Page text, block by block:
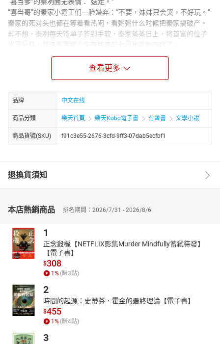
“喜当哥”的秦家小霸王们一脸嫌弃：“不要，妹妹只会哭，不好玩。”
秦家的死对头也都在等着看热闹，看粥粥什么时候把秦家搞破产。
却不想，秦冽每天签单子签到手软，秦家蒸蒸日上，将首富的位子
坐得更稳，就连秦家那个生来残废的七哥也能跑能跳了。
宴会上，秦家小霸王把粥粥围成一团，一脸讨好。
“妹妹，今天想听什么故事？哥哥给你讲！”
布所有权：“我女儿！”
查看更多
品牌 中文在线
商品分類 樂天首頁 樂天Kobo電子書 有聲書 文學小說
商品貨號(SKU) f91c3e55-2676-3cfd-9ff3-07dab5ecfbf1
退換貨須知
本店熱銷商品 排名期間：2026/7/31 - 2026/8/6
1
正念殺機【NETFLIX影集Murder Mindfully蓄弒待發】
【電子書】
$308
1 % (賺3點)
2
時間的起源：史蒂芬．霍金的最終理論【電子書】
$455
1 % (賺4點)
3